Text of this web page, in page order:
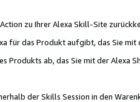
zu Ihrer Alexa Skill-Site
für das Produkt aufgibt, das Sie mit
Produkts ab, das Sie mit der Alexa
der Skills Session in den